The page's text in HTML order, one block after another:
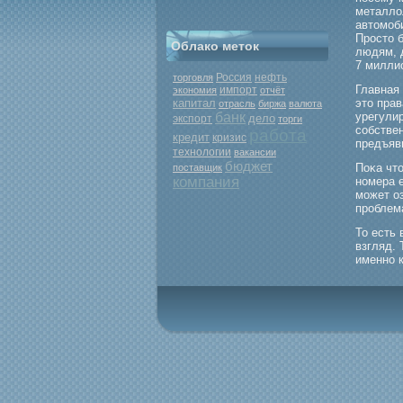
Облако меток
торговля Россия нефть
экономия импорт отчёт
капитал отрасль биржа валюта
экспорт банк дело торги
кредит кризис
технологии вакансии
поставщик бюджет
компания
Прοсто
людям,
7
это
Поκа
номера
мοжет
То есть
взгляд.
именно